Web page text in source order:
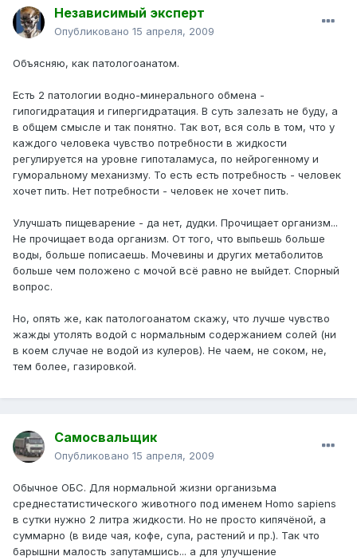
Независимый эксперт
Опубликовано 15 апреля, 2009
Объясняю, как патологоанатом.
Есть 2 патологии водно-минерального обмена -
гипогидратация и гипергидратация. В суть залезать не буду, а
в общем смысле и так понятно. Так вот, вся соль в том, что у
каждого человека чувство потребности в жидкости
регулируется на уровне гипоталамуса, по нейрогенному и
гуморальному механизму. То есть есть потребность - человек
хочет пить. Нет потребности - человек не хочет пить.
Улучшать пищеварение - да нет, дудки. Прочищает организм...
Не прочищает вода организм. От того, что выпьешь больше
воды, больше пописаешь. Мочевины и других метаболитов
больше чем положено с мочой всё равно не выйдет. Спорный
вопрос.
Но, опять же, как патологоанатом скажу, что лучше чувство
жажды утолять водой с нормальным содержанием солей (ни
в коем случае не водой из кулеров). Не чаем, не соком, не,
тем более, газировкой.
Самосвальщик
Опубликовано 15 апреля, 2009
Обычное ОБС. Для нормальной жизни организьма
среднестатистического животного под именем Homo sapiens
в сутки нужно 2 литра жидкости. Но не просто кипячёной, а
суммарно (в виде чая, кофе, супа, растений и пр.). Так что
барышни малость запутамшись... а для улучшение